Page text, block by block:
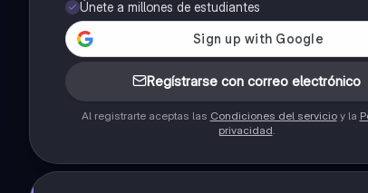
Únete a millones de estudiantes
Regístrarse con correo electrónico
Al registrarte aceptas las Condiciones del servicioy la
privacidad.